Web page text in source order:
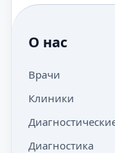
О нас
Врачи
Клиники
Диагностика